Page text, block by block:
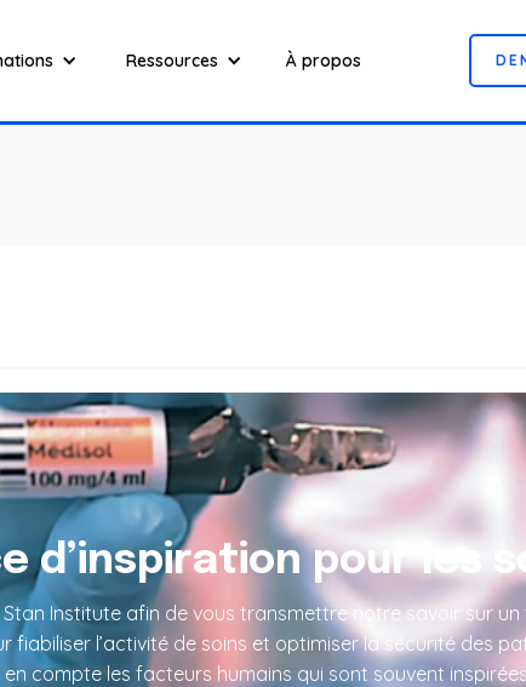
Ressources À propos DE
d’inspiration pour les
Institute afin de vous transmettre notre savoir sur
fiabiliser l’activité de soins et optimiser la sécurité des
compte les facteurs humains qui sont souvent